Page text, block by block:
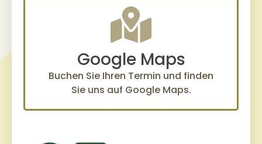
Google Maps
Buchen Sie Ihren Termin und finden
Sie uns auf Google Maps.